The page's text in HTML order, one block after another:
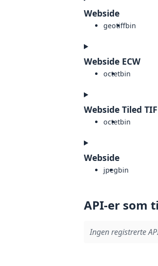
Webside
geotiffbin
Webside ECW
octetbin
Webside Tiled
octetbin
Webside
jpegbin
API-er som
Ingen registrerte